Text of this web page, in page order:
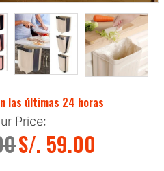
las últimas 24 horas
Price:
S/. 59.00